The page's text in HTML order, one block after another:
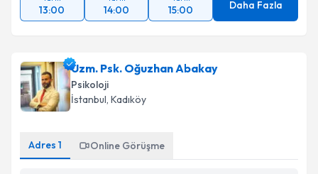
13:00 14:00 15:00 Daha Fazla
Uzm. Psk. Oğuzhan Abakay
Psikoloji
İstanbul, Kadıköy
Adres 1 Online Görüşme